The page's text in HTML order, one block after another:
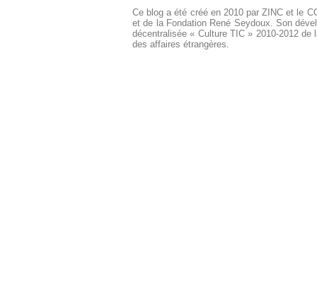
Ce blog a été créé en 2010 par ZINC et le
et de la Fondation René Seydoux. Son
décentralisée « Culture TIC » 2010-2012
des affaires étrangères.